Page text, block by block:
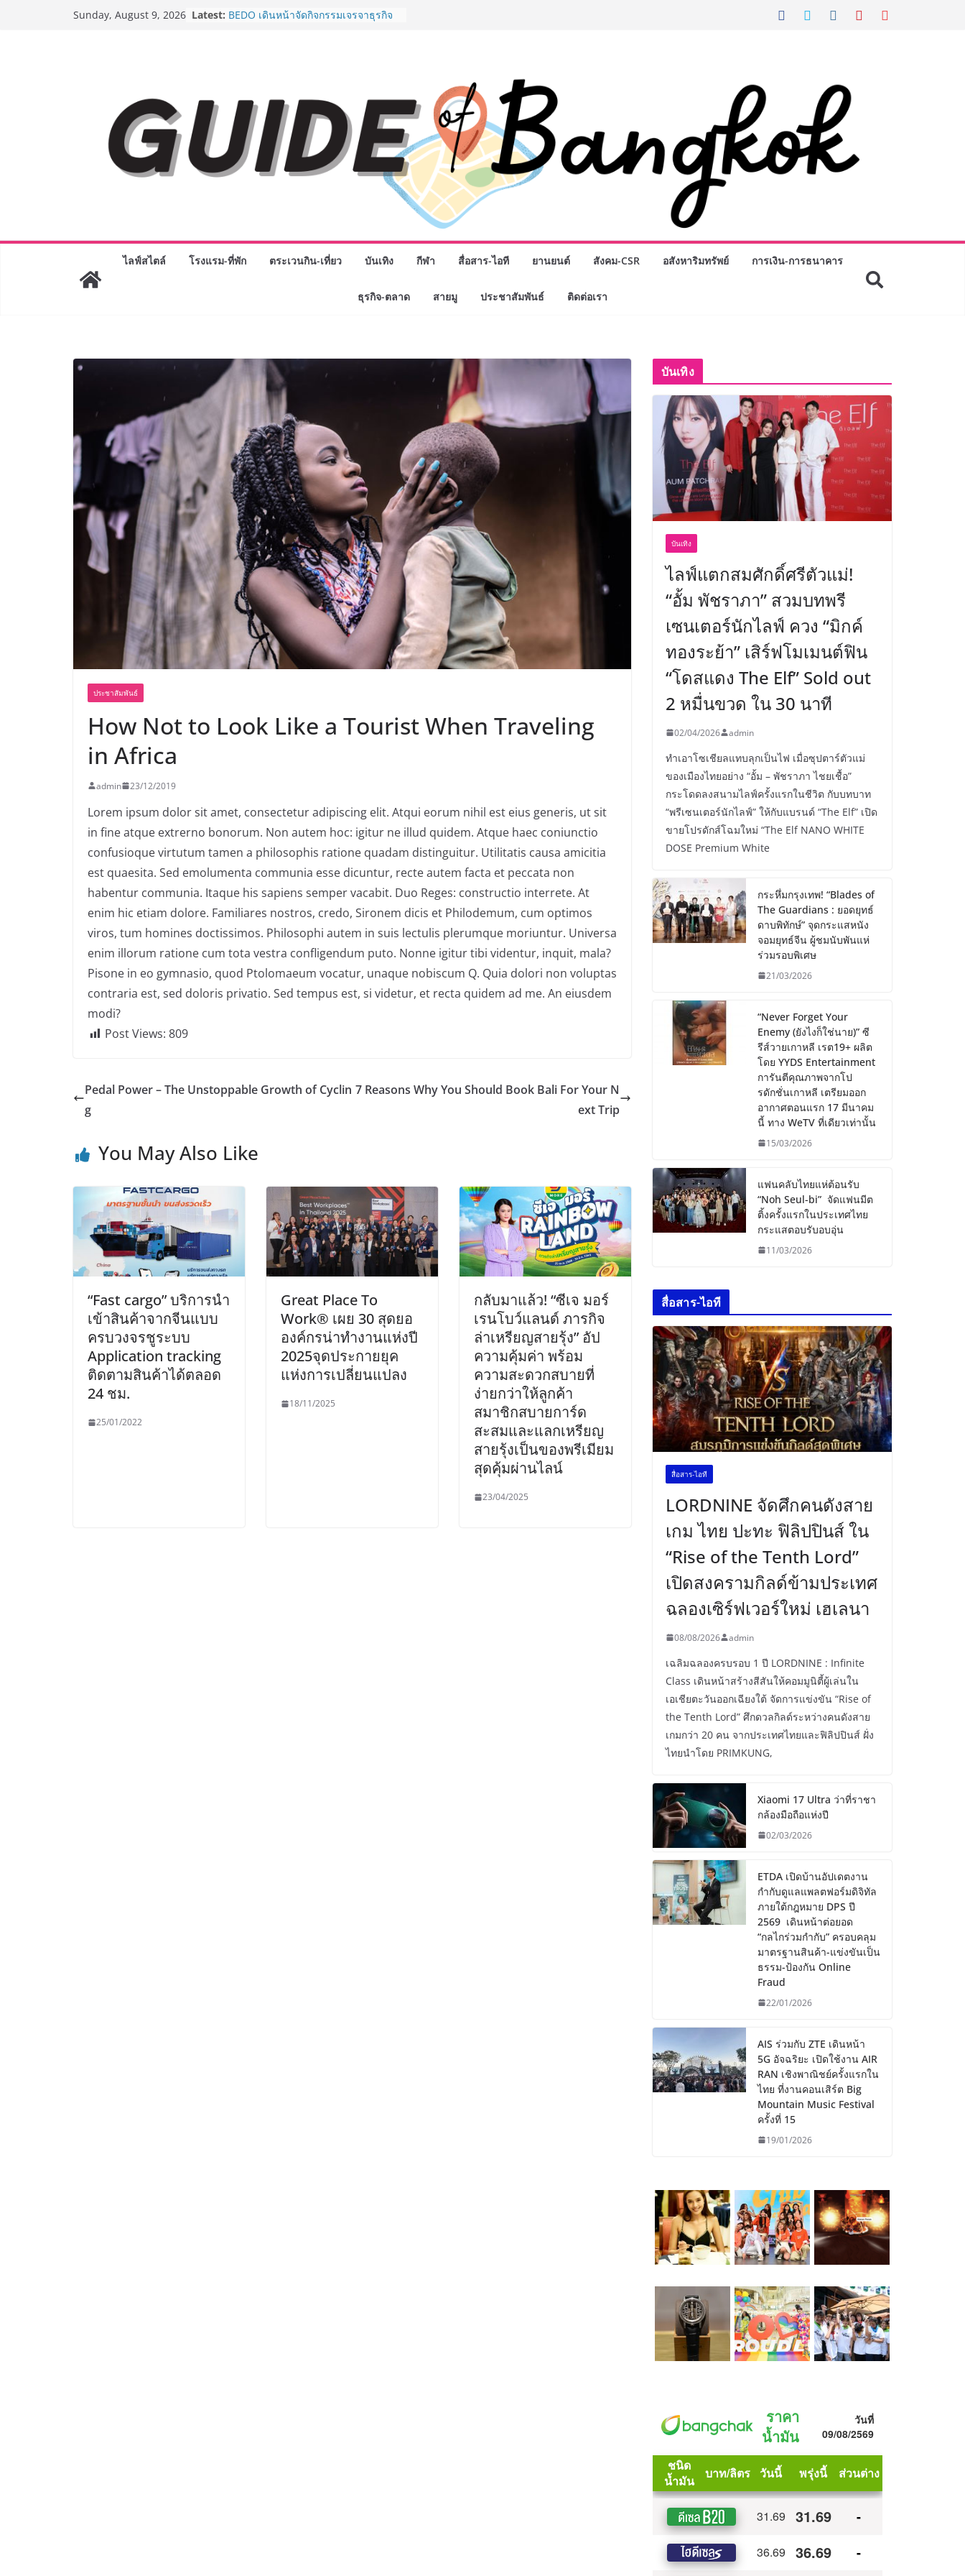
Sunday, August 9, 2026 Latest: ยาวนานกว่า 20 ปี ต่อยอดเสิร์ฟความ
พาณิชย์อย่างยั่งยืน
LORDNINE จัดศึกคนดังสายเกม ไทย
ปะทะ ฟิลิปปินส์ ใน “Rise of the Tenth
Lord” เปิดสงครามกิลด์ข้ามประเทศ
ฉลองเซิร์ฟเวอร์ใหม่ เฮเลนา
Guangzhou Yinghao School เผยวิสัย
ทัศน์การศึกษาที่พร้อมรับอนาคต “เราไม่
8.8 “ซูเลียน” รวมพลังนักธุรกิจทั่ว
ประเทศ จัดประชุมใหญ่แห่งปี พบ CEO
พร้อมฟรีคอนเสิร์ต “โชค รถแห่” ยกวง
ไลฟ์สไตล์ โรงแรม-ที่พัก ตระเวนกิน-เที่ยว บันเทิง กีฬา สื่อสาร-ไอที ยานยนต์ สังคม-CSR อสังหาริมทรัพย์ การเงิน-การธนาคาร
ธุรกิจ-ตลาด สายมู ประชาสัมพันธ์ ติดต่อเรา
ประชาสัมพันธ์
How Not to Look Like a Tourist When Traveling
in Africa
admin 23/12/2019
Lorem ipsum dolor sit amet, consectetur adipiscing elit. Atqui eorum nihil est eius generis, ut sit
in fine atque extrerno bonorum. Non autem hoc: igitur ne illud quidem. Atque haec coniunctio
confusioque virtutum tamen a philosophis ratione quadam distinguitur. Utilitatis causa amicitia
est quaesita. Sed emolumenta communia esse dicuntur, recte autem facta et peccata non
habentur communia. Itaque his sapiens semper vacabit. Duo Reges: constructio interrete. At
enim hic etiam dolore. Familiares nostros, credo, Sironem dicis et Philodemum, cum optimos
viros, tum homines doctissimos. Philosophi autem in suis lectulis plerumque moriuntur. Universa
enim illorum ratione cum tota vestra confligendum puto. Nonne igitur tibi videntur, inquit, mala?
Pisone in eo gymnasio, quod Ptolomaeum vocatur, unaque nobiscum Q. Quia dolori non voluptas
contraria est, sed doloris privatio. Sed tempus est, si videtur, et recta quidem ad me. An eiusdem
modi?
Post Views: 809
Pedal Power – The Unstoppable Growth of Cyclin
g
7 Reasons Why You Should Book Bali For Your N
ext Trip
You May Also Like
“Fast cargo” บริการนำ
เข้าสินค้าจากจีนแบบ
ครบวงจรชูระบบ
Application tracking
ติดตามสินค้าได้ตลอด
24 ชม.
25/01/2022
Great Place To
Work® เผย 30 สุดยอ
องค์กรน่าทำงานแห่งปี
2025จุดประกายยุค
แห่งการเปลี่ยนแปลง
18/11/2025
กลับมาแล้ว! “ซีเจ มอร์
เรนโบว์แลนด์ ภารกิจ
ล่าเหรียญสายรุ้ง” อัป
ความคุ้มค่า พร้อม
ความสะดวกสบายที่
ง่ายกว่าให้ลูกค้า
สมาชิกสบายการ์ด
สะสมและแลกเหรียญ
สายรุ้งเป็นของพรีเมียม
สุดคุ้มผ่านไลน์
23/04/2025
บันเทิง
บันเทิง
ไลฟ์แตกสมศักดิ์ศรีตัวแม่!
“อั้ม พัชราภา” สวมบทพรี
เซนเตอร์นักไลฟ์ ควง “มิกค์
ทองระย้า” เสิร์ฟโมเมนต์ฟิน
“โดสแดง The Elf” Sold out
2 หมื่นขวด ใน 30 นาที
02/04/2026 admin
ทำเอาโซเชียลแทบลุกเป็นไฟ เมื่อซุปตาร์ตัวแม่
ของเมืองไทยอย่าง “อั้ม – พัชราภา ไชยเชื้อ”
กระโดดลงสนามไลฟ์ครั้งแรกในชีวิต กับบทบาท
“พรีเซนเตอร์นักไลฟ์” ให้กับแบรนด์ “The Elf” เปิด
ขายโปรดักส์โฉมใหม่ “The Elf NANO WHITE
DOSE Premium White
กระหึ่มกรุงเทพ! “Blades of
The Guardians : ยอดยุทธ์
ดาบพิทักษ์” จุดกระแสหนัง
จอมยุทธ์จีน ผู้ชมนับพันแห่
ร่วมรอบพิเศษ
21/03/2026
“Never Forget Your
Enemy (ยังไงก็ใช่นาย)” ซี
รีส์วายเกาหลี เรต19+ ผลิต
โดย YYDS Entertainment
การันตีคุณภาพจากโป
รดักชั่นเกาหลี เตรียมออก
อากาศตอนแรก 17 มีนาคม
นี้ ทาง WeTV ที่เดียวเท่านั้น
15/03/2026
แฟนคลับไทยแห่ต้อนรับ
“Noh Seul-bi” จัดแฟนมีต
ติ้งครั้งแรกในประเทศไทย
กระแสตอบรับอบอุ่น
11/03/2026
สื่อสาร-ไอที
สื่อสาร-ไอที
LORDNINE จัดศึกคนดังสาย
เกม ไทย ปะทะ ฟิลิปปินส์ ใน
“Rise of the Tenth Lord”
เปิดสงครามกิลด์ข้ามประเทศ
ฉลองเซิร์ฟเวอร์ใหม่ เฮเลนา
08/08/2026 admin
เฉลิมฉลองครบรอบ 1 ปี LORDNINE : Infinite
Class เดินหน้าสร้างสีสันให้คอมมูนิตี้ผู้เล่นใน
เอเชียตะวันออกเฉียงใต้ จัดการแข่งขัน “Rise of
the Tenth Lord” ศึกดวลกิลด์ระหว่างคนดังสาย
เกมกว่า 20 คน จากประเทศไทยและฟิลิปปินส์ ฝั่ง
ไทยนำโดย PRIMKUNG,
Xiaomi 17 Ultra ว่าที่ราชา
กล้องมือถือแห่งปี
02/03/2026
ETDA เปิดบ้านอัปเดตงาน
กำกับดูแลแพลตฟอร์มดิจิทัล
ภายใต้กฎหมาย DPS ปี
2569 เดินหน้าต่อยอด
“กลไกร่วมกำกับ” ครอบคลุม
มาตรฐานสินค้า-แข่งขันเป็น
ธรรม-ป้องกัน Online
Fraud
22/01/2026
AIS ร่วมกับ ZTE เดินหน้า
5G อัจฉริยะ เปิดใช้งาน AIR
RAN เชิงพาณิชย์ครั้งแรกใน
ไทย ที่งานคอนเสิร์ต Big
Mountain Music Festival
ครั้งที่ 15
19/01/2026